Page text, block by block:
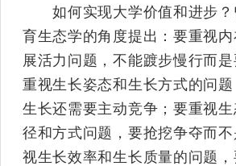
如何实现大学价值和进步？
育生态学的角度提出：要重视
展活力问题，不能踱步慢行而
重视生长姿态和生长方式的问
生长还需要主动竞争；要重视
径和方式问题，要抢挖争夺而
视生长效率和生长质量的问题